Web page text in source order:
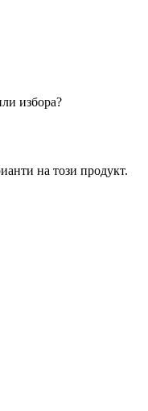
избора?
на този продукт.